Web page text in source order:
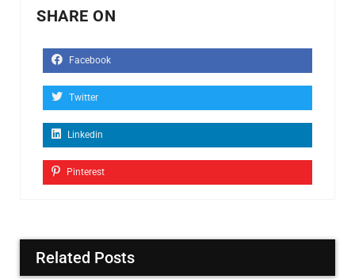
SHARE ON
Facebook
Twitter
Linkedin
Pinterest
Related Posts